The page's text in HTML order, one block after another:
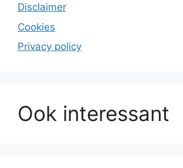
Disclaimer
Cookies
Privacy policy
Ook interessant